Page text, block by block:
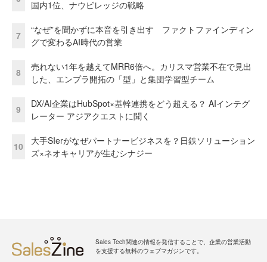
国内1位、ナウビレッジの戦略
7
“なぜ”を聞かずに本音を引き出す ファクトファインディン
グで変わるAI時代の営業
8
売れない1年を越えてMRR6倍へ。カリスマ営業不在で見出
した、エンプラ開拓の「型」と集団学習型チーム
9
DX/AI企業はHubSpot×基幹連携をどう超える？ AIインテグ
レーター アジアクエストに聞く
10
大手SIerがなぜパートナービジネスを？日鉄ソリューション
ズ×ネオキャリアが生むシナジー
Sales Tech関連の情報を発信することで、企業の営業活動
を支援する無料のウェブマガジンです。